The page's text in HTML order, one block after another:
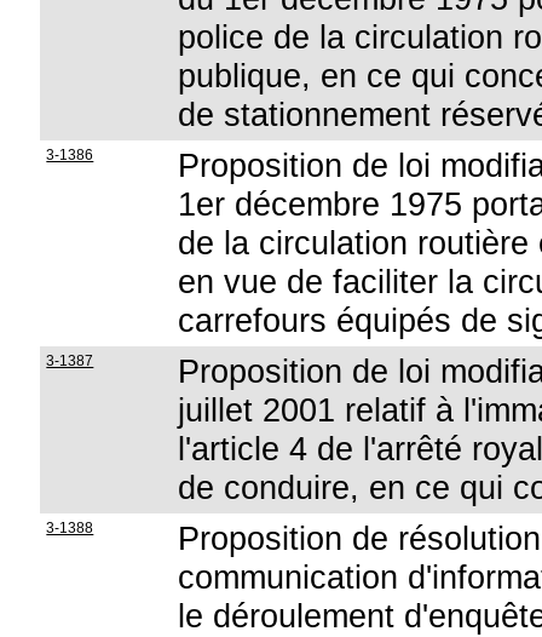
police de la circulation
publique, en ce qui
de stationnement
3-1386
Proposition de loi
1er décembre 1975
de la circulation
en vue de faciliter la
carrefours équipés de
3-1387
Proposition de loi
juillet 2001 relatif à
l'article 4 de l'arrêté
de conduire, en ce qui
3-1388
Proposition de
communication
le déroulement